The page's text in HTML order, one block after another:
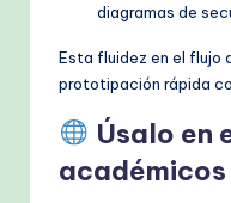
diagramas de
Esta fluidez en el flujo
prototipación rápida
Úsalo en